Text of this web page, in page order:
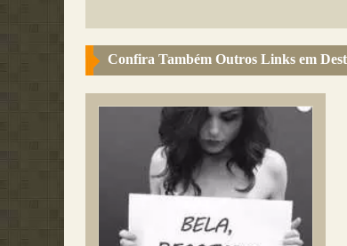
Confira Também Outros Links em